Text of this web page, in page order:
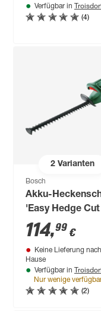
Verfügbar in
(4)
2Varianten
Bosch
Akku-
'Easy Hedge
45 Set' 45 cm 18
mit Akku und
Ladegerät
114,99 €
Keine Lieferung nach
Hause
Verfügbar in
Nur wenige
(2)